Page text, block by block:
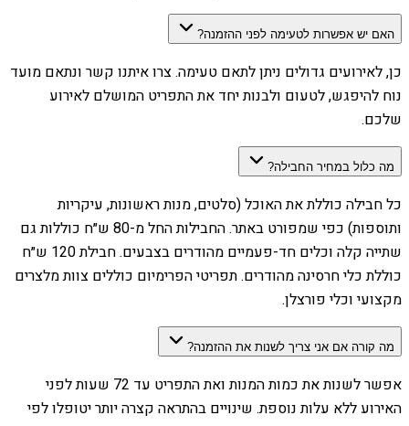
האם יש אפשרות לטעימה לפני ההזמנה?
כן, לאירועים גדולים ניתן לתאם טעימה. צרו איתנו קשר ונתאם מועד
נוח להיפגש, לטעום ולבנות יחד את התפריט המושלם לאירוע
שלכם.
מה כלול במחיר החבילה?
כל חבילה כוללת את האוכל (סלטים, מנות ראשונות, עיקריות
ותוספות) כפי שמפורט באתר. החבילות החל מ-80 ש״ח כוללות גם
שתייה קלה וכלים חד-פעמיים מהודרים בצבעים. חבילת 120 ש״ח
כוללת כלי חרסינה מהודרים. תפריטי הפרימיום כוללים צוות מלצרים
מקצועי וכלי פורצלן.
מה קורה אם אני צריך לשנות את ההזמנה?
אפשר לשנות את כמות המנות ואת התפריט עד 72 שעות לפני
האירוע ללא עלות נוספת. שינויים בהתראה קצרה יותר יטופלו לפי